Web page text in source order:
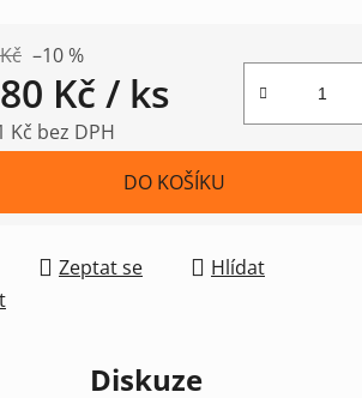
–10 %
Kč / ks
Kč bez DPH
DO KOŠÍKU
Zeptat se
Hlídat
Diskuze